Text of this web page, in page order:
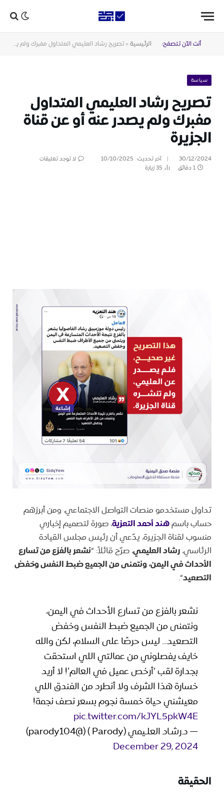
أنت الآن تتصفح: الرئيسية »تصريح رشاد العليمي المتداول مفبرك ولم يصدر عنه أو عن قناة الجزيرة
سياسة
تصريح رشاد العليمي المتداول
مفبرك ولم يصدر عنه أو عن قناة
الجزيرة
30/12/2024 آخر تحديث: 10/10/2025
لا توجد تعليقات
1 دقائق
35زيارة
تداول مستخدمو منصات التواصل الاجتماعي، ومن أبرزهم
حساب باسمهند أحمد التعزية، صورة لتصميم إخباري
منسوب لقناة الجزيرة، يدّعي أن رئيس مجلس القيادة
الرئاسي،رشاد العليمي، صرّح قائلاً: “نشعر بالفزع من تسارع
الأحداث في اليمن، ونتمنى من الجميع ضبط النفس وخفض
التصعيد“.
نشعر بالفزع من تسارع الأحداث في اليمن،
ونتمنى من الجميع ضبط النفس وخفض
التصعيد… ليس حرصًا على السلام، لكن والله
خايف يفصلوني من عمالتي اللي استحقت
بجدارة لقب ‘أرخص عميل في العالم’! لا أريد
خسارة هذا الشرف ولا أنطرد من الفندق اللي
معيشني حياة خمسة نجوم بسعر نصف نجمة!
pic.twitter.com/kJYL5pkW4E
— د.رشـاد العلـيمي (Parody ) (@parody104)
December 29, 2024
الحقيقة